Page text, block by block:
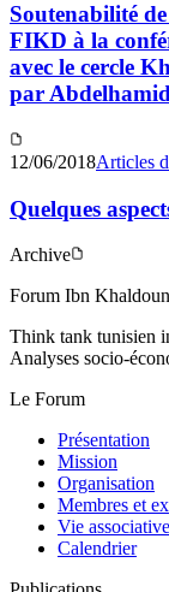
Soutenabilité
FIKD à la
avec le cercle
par
12/06/2018Articles
Quelques
Archive
Forum Ibn Khaldoun
Think tank tunisien
Analyses socio-
Le Forum
Présentation
Mission
Organisation
Membres et
Vie associative
Calendrier